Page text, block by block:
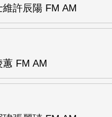
維許辰陽 FM AM
FM AM